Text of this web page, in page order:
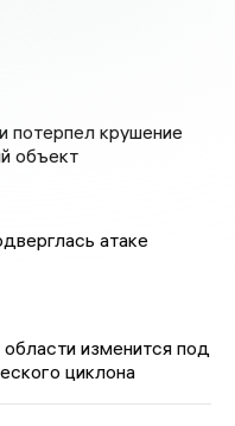
потерпел крушение
объект
атаке
изменится под
циклона